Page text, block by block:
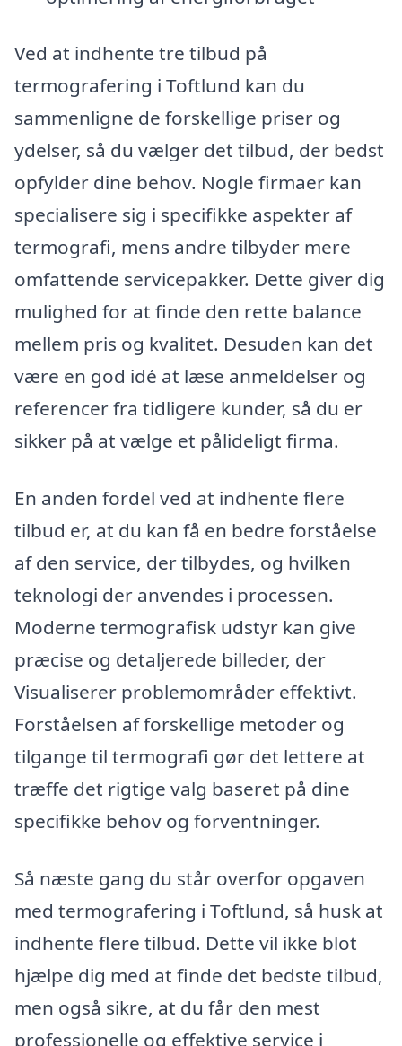
Ved at indhente tre tilbud på
termografering i Toftlund kan du
sammenligne de forskellige priser og
ydelser, så du vælger det tilbud, der bedst
opfylder dine behov. Nogle firmaer kan
specialisere sig i specifikke aspekter af
termografi, mens andre tilbyder mere
omfattende servicepakker. Dette giver dig
mulighed for at finde den rette balance
mellem pris og kvalitet. Desuden kan det
være en god idé at læse anmeldelser og
referencer fra tidligere kunder, så du er
sikker på at vælge et pålideligt firma.
En anden fordel ved at indhente flere
tilbud er, at du kan få en bedre forståelse
af den service, der tilbydes, og hvilken
teknologi der anvendes i processen.
Moderne termografisk udstyr kan give
præcise og detaljerede billeder, der
Visualiserer problemområder effektivt.
Forståelsen af forskellige metoder og
tilgange til termografi gør det lettere at
træffe det rigtige valg baseret på dine
specifikke behov og forventninger.
Så næste gang du står overfor opgaven
med termografering i Toftlund, så husk at
indhente flere tilbud. Dette vil ikke blot
hjælpe dig med at finde det bedste tilbud,
men også sikre, at du får den mest
professionelle og effektive service i